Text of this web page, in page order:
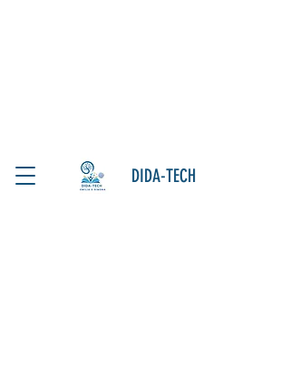
DIDA-TECH